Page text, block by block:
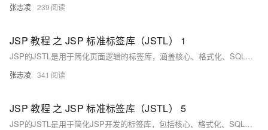
张志凌 239
JSP 教程 之 JSP 标准标签库（JSTL） 1
JSP的JSTL是用于简化页面逻辑的标签库，涵盖核心、格式化、SQL、XML和函数五大类标签。要安装，下载Apache的JSTL包，将jar文件放入WEB-INF/lib，tld文件复制到WEB-INF，并在web.xml中配置相应的taglib信息。JSTL促进了JSP页面的清洁和结构化。
张志凌 341
JSP 教程 之 JSP 标准标签库（JSTL） 5
JSP的JSTL是用于简化JSP开发的标签库，包括核心、格式化、SQL、XML和函数五大标签集。XML标签库处理XML文档，如`&lt;x:out&gt;`显示XML数据，`&lt;x:parse&gt;`解析XML，`&lt;x:forEach&gt;`遍历节点。使用前需添加XercesImpl.jar和xalan.jar到Tomcat的lib目录。